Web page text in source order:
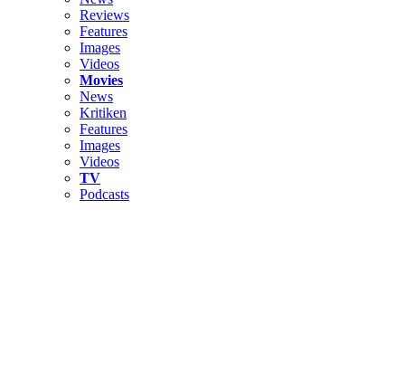
Reviews
Features
Images
Videos
Movies
News
Kritiken
Features
Images
Videos
TV
Podcasts